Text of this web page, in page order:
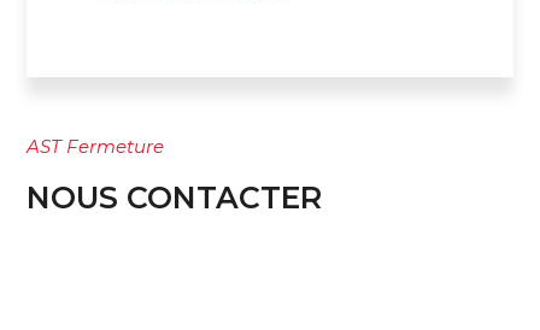
AST Fermeture
NOUS CONTACTER